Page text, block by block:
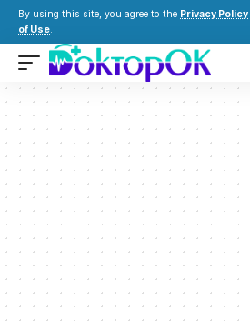
By using this site, you agree to the Privacy Policy
of Use.